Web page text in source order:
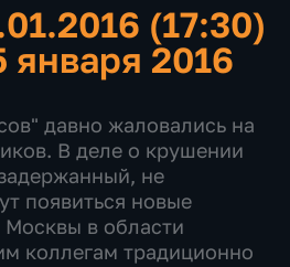
(17:30)
января 2016
давно жаловались на
В деле о крушении
не
появиться новые
в области
коллегам традиционно